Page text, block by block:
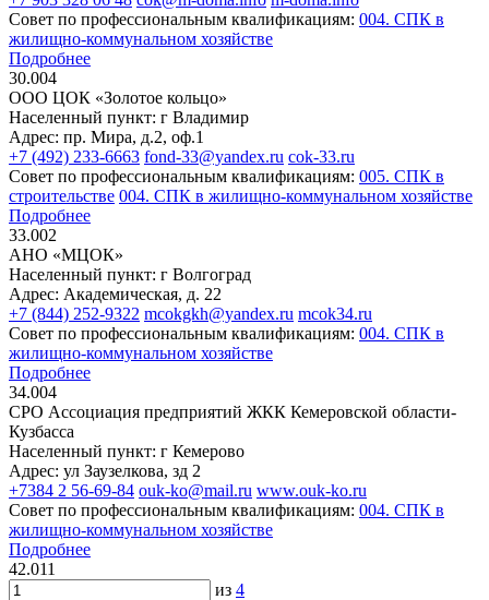
Совет по профессиональным квалификациям: 004. СПК в
жилищно-коммунальном хозяйстве
Подробнее
30.004
ООО ЦОК «Золотое кольцо»
Населенный пункт: г Владимир
Адрес: пр. Мира, д.2, оф.1
+7 (492) 233-6663 fond-33@yandex.ru cok-33.ru
Совет по профессиональным квалификациям: 005. СПК в
строительстве 004. СПК в жилищно-коммунальном хозяйстве
Подробнее
33.002
АНО «МЦОК»
Населенный пункт: г Волгоград
Адрес: Академическая, д. 22
+7 (844) 252-9322 mcokgkh@yandex.ru mcok34.ru
Совет по профессиональным квалификациям: 004. СПК в
жилищно-коммунальном хозяйстве
Подробнее
34.004
СРО Ассоциация предприятий ЖКК Кемеровской области-
Кузбасса
Населенный пункт: г Кемерово
Адрес: ул Заузелкова, зд 2
+7384 2 56-69-84 ouk-ko@mail.ru www.ouk-ko.ru
Совет по профессиональным квалификациям: 004. СПК в
жилищно-коммунальном хозяйстве
Подробнее
42.011
из 4